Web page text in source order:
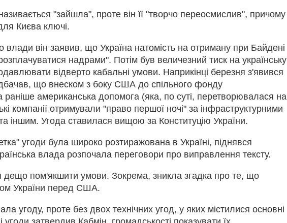
"зайшла", проте він її "творчо переосмислив", причому
Києва ключі.
влади він заявив, що Україна натомість на отриману при Байдені
надрами". Потім був величезний тиск на українську
відверто кабальні умови. Наприкінці березня з'явився
що внеском з боку США до спільного фонду
раніше американська допомога (яка, по суті, перетворювалася на
компанії отримували "право першої ночі" за інфраструктурними
іншим. Угода ставилася вищою за Конституцію України.
угоди була широко розтиражована в Україні, піднявся
влада розпочала переговори про виправлення тексту.
пом'якшити умови. Зокрема, зникла згадка про те, що
України перед США.
угоду, проте без двох технічних угод, у яких містилися основні